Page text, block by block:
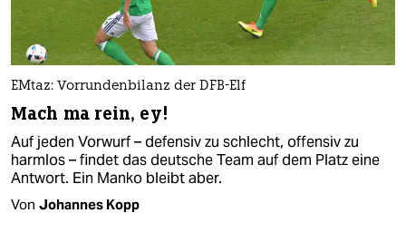
EMtaz: Vorrundenbilanz der DFB-Elf
Mach ma rein, ey!
Auf jeden Vorwurf – defensiv zu schlecht, offensiv zu
harmlos – findet das deutsche Team auf dem Platz eine
Antwort. Ein Manko bleibt aber.
Von Johannes Kopp